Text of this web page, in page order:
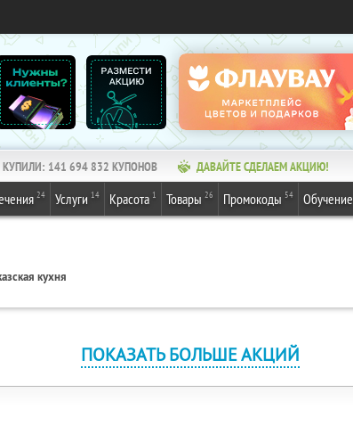
КУПИЛИ: 141 694 832 КУПОНОВ ДАВАЙТЕ СДЕЛАЕМ АКЦИЮ!
24 Услуги 14 Красота 1 Товары 26 Промокоды 54 Обучение
кухня
ПОКАЗАТЬ БОЛЬШЕ АКЦИЙ